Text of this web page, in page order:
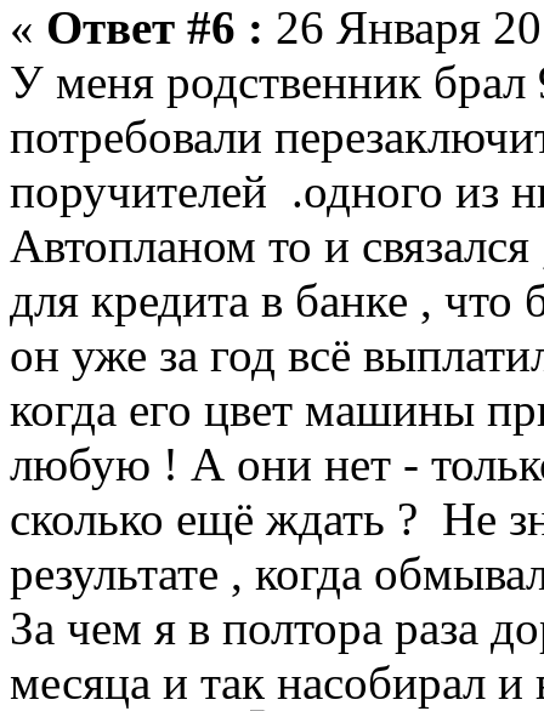
« Ответ #6 : 26 Января
У меня родственник брал
потребовали
поручителей .одного из
Автопланом то и
для кредита в банке ,
он уже за год всё
когда его цвет машины
любую ! А они нет -
сколько ещё ждать ? Не
результате , когда
За чем я в полтора раза
месяца и так насобирал